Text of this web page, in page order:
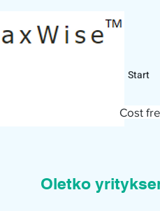
Start
Cost
Oletko